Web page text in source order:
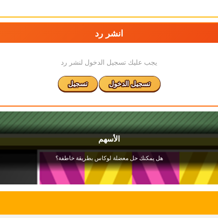
انشر رد
يجب عليك تسجيل الدخول لنشر رد
تسجيل الدخول تسجيل